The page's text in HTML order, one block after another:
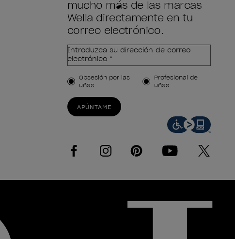
mucho más de las marcas
Wella directamente en tu
correo electrónico.
Introduzca su dirección de correo
electrónico *
Tipo de cliente
Obsesión por las
uñas
Profesional de
uñas
APÚNTAME